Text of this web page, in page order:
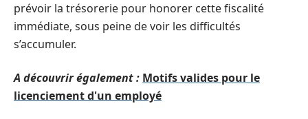
prévoir la trésorerie pour honorer cette fiscalité
immédiate, sous peine de voir les difficultés
s’accumuler.
A découvrir également : Motifs valides pour le
licenciement d'un employé